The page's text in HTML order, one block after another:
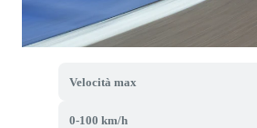
Velocità max
0-100 km/h